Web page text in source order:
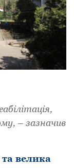
– зазначив
велика